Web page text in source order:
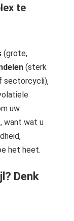
te
(grote,
(sterk
sectorcycli),
uw
want wat u
het heet.
Denk